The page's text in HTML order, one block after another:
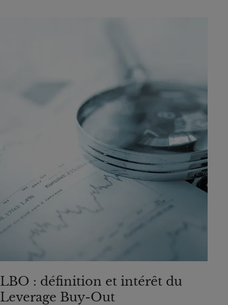
LBO : définition et intérêt du
Leverage Buy-Out